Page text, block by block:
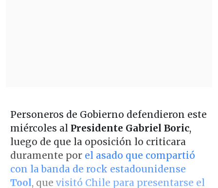
Personeros de Gobierno defendieron este
miércoles al Presidente Gabriel Boric,
luego de que la oposición lo criticara
duramente por el asado que compartió
con la banda de rock estadounidense
Tool, que visitó Chile para presentarse el